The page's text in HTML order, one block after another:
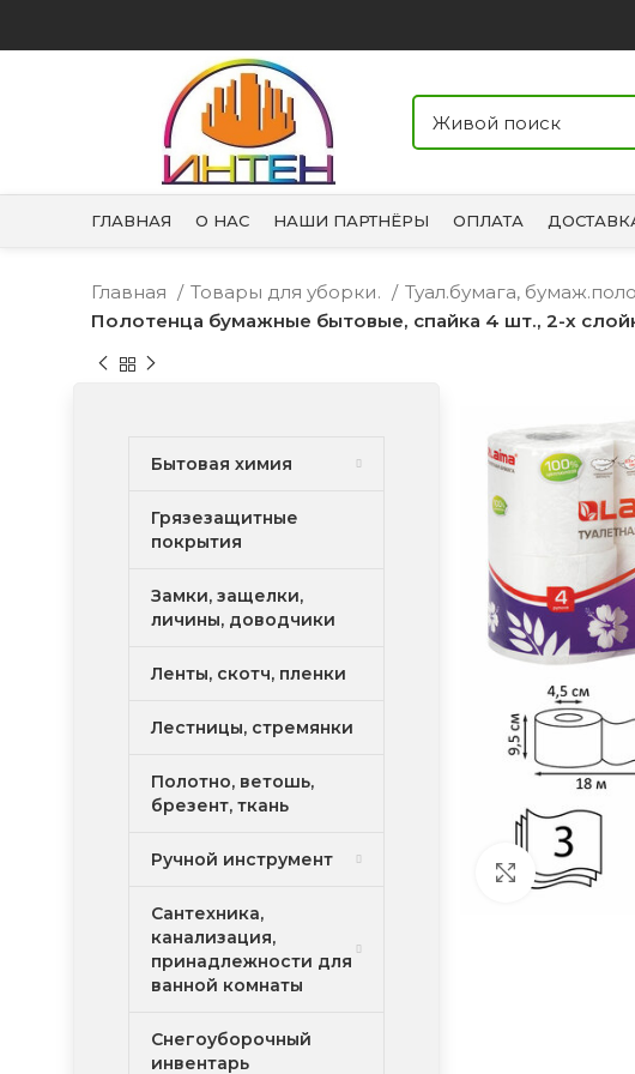
ГЛАВНАЯ О НАС НАШИ ПАРТНЁРЫ ОПЛАТА
Главная Товары для уборки.
Туал.бумага,
Полотенца бумажные бытовые, спайка 4 шт., 2-х
Увеличить
Бытовая химия
Грязезащитные
покрытия
Замки, защелки,
личины, доводчики
Ленты, скотч, пленки
Лестницы, стремянки
Полотно, ветошь,
брезент, ткань
Ручной инструмент
Сантехника,
канализация,
принадлежности для
ванной комнаты
Снегоуборочный
инвентарь